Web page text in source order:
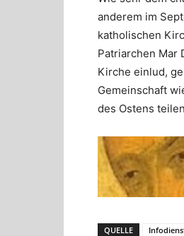
anderem im
katholischen
Patriarchen Mar
Kirche einlud,
Gemeinschaft
des Ostens
QUELLE